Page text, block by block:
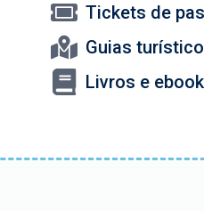
Tickets de
Guias
Livros e